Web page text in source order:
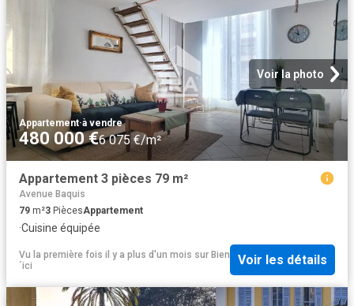
Voir la photo
Appartement·à vendre
480 000 €6 075 €/m²
Appartement 3 pièces 79 m²
Avenue Baquis
79 m²3 PiècesAppartement
·Cuisine équipée
Vu la première fois il y a plus d'un mois sur Bien
´ici
Voir les détails